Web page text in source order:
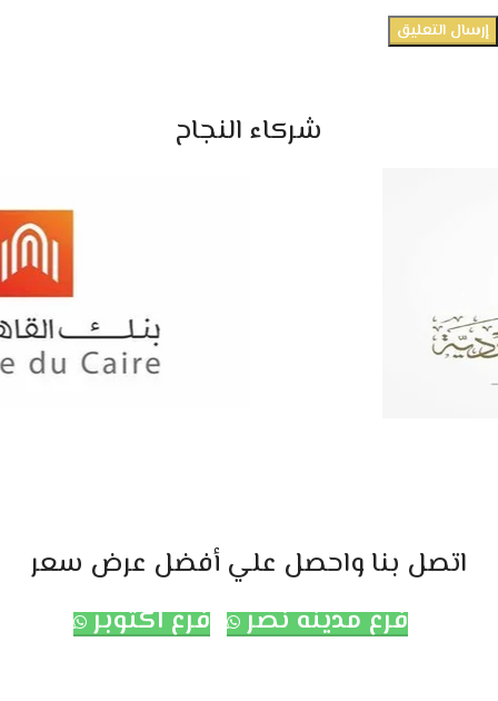
شركاء النجاح
اتصل بنا واحصل علي أفضل عرض سعر
فرع مدينه نصر
فرع اكتوبر